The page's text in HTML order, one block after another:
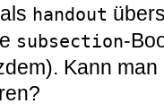
handout
subsection-
Kann